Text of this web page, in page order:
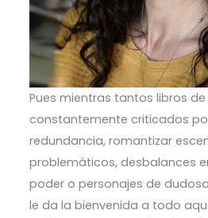
Pues mientras tantos libros
constantemente criticados
redundancia, romantizar
problemáticos, desbalances
poder o personajes de
le da la bienvenida a todo